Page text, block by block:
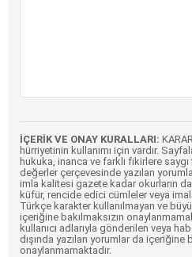
İÇERİK VE ONAY KURALLARI:
hürriyetinin kullanımı için vardır.
hukuka, inanca ve farklı fikirlere
değerler çerçevesinde yazılan
imla kalitesi gazete kadar okurların
küfür, rencide edici cümleler veya
Türkçe karakter kullanılmayan ve
içeriğine bakılmaksızın
kullanıcı adlarıyla gönderilen veya
dışında yazılan yorumlar da içeriğine
onaylanmamaktadır.